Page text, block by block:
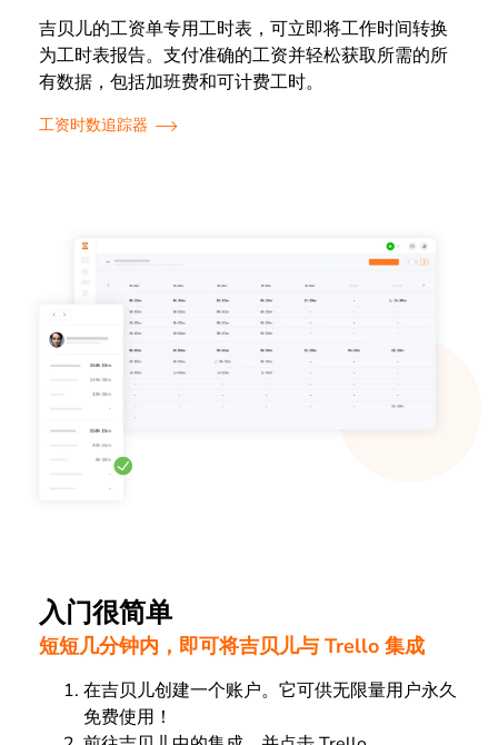
吉贝儿的工资单专用工时表，可立即将工作时间转换
为工时表报告。支付准确的工资并轻松获取所需的所
有数据，包括加班费和可计费工时。
工资时数追踪器
入门很简单
短短几分钟内，即可将吉贝儿与 Trello 集成
在吉贝儿创建一个账户。它可供无限量用户永久
免费使用！